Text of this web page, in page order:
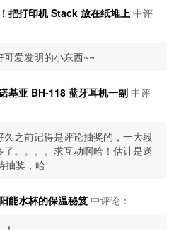
把打印机 Stack 放在纸堆上 中评
爱发明的小东西~~
基亚 BH-118 蓝牙耳机一副 中评
之前记得是评论抽奖的，一大段
。。。。求互动啊哈！估计是送
抽奖，哈
能水杯的保温秘笈 中评论：